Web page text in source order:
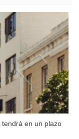
en un plazo